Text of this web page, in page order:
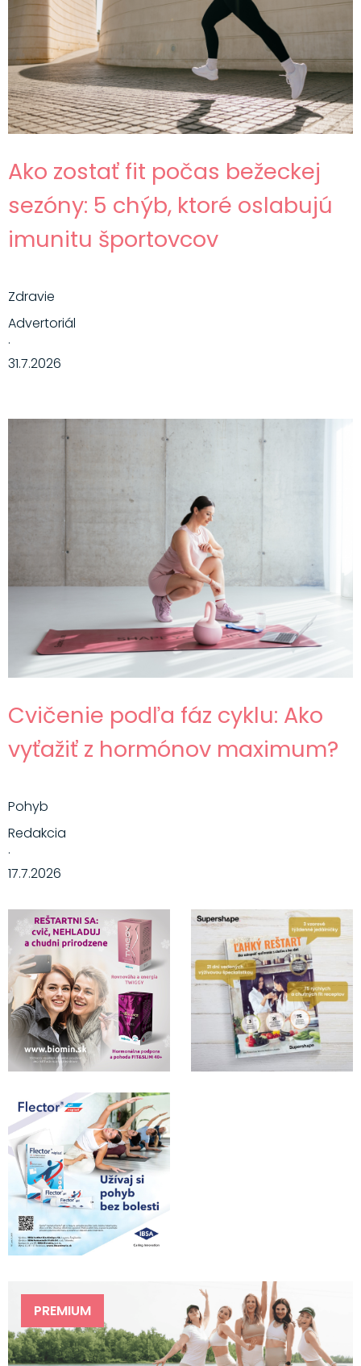
Ako zostať fit počas bežeckej
sezóny: 5 chýb, ktoré oslabujú
imunitu športovcov
Zdravie
Advertoriál
·
31.7.2026
Cvičenie podľa fáz cyklu: Ako
vyťažiť z hormónov maximum?
Pohyb
Redakcia
·
17.7.2026
PREMIUM